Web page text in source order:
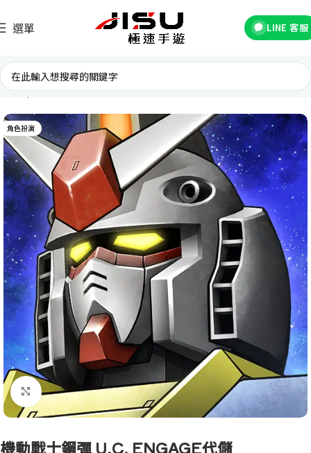
選單 LINE 客服
首頁 國際遊戲
角色扮演
點擊放大
機動戰士鋼彈 U.C. ENGAGE代儲